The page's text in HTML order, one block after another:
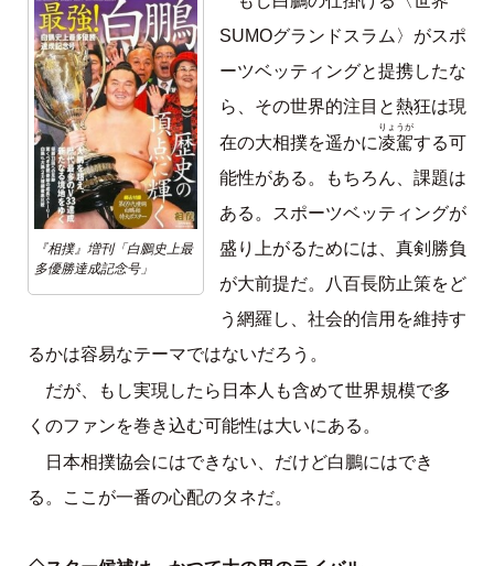
『相撲』増刊「白鵬史上最
多優勝達成記念号」
SUMOグランドスラム〉がスポ
ーツベッティングと提携したな
ら、その世界的注目と熱狂は現
在の大相撲を遥かに凌駕
りょうが
する可
能性がある。もちろん、課題は
ある。スポーツベッティングが
盛り上がるためには、真剣勝負
が大前提だ。八百長防止策をど
う網羅し、社会的信用を維持す
るかは容易なテーマではないだろう。
だが、もし実現したら日本人も含めて世界規模で多
くのファンを巻き込む可能性は大いにある。
日本相撲協会にはできない、だけど白鵬にはでき
る。ここが一番の心配のタネだ。